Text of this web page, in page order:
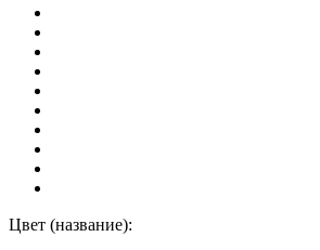
Цвет (название):